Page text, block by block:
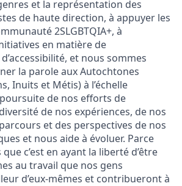
et la représentation des
de haute direction, à appuyer les
2SLGBTQIA+, à
en matière de
et nous sommes
la parole aux Autochtones
Inuits et Métis) à l’échelle
de nos efforts de
de nos expériences, de nos
et des perspectives de nos
et nous aide à évoluer. Parce
c’est en ayant la liberté d’être
au travail que nos gens
d’eux-mêmes et contribueront à